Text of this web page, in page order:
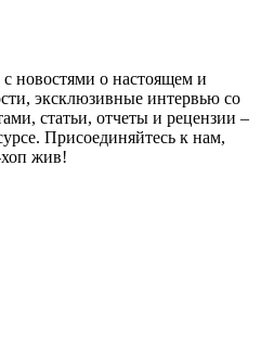
новостями о настоящем и
эксклюзивные интервью со
статьи, отчеты и рецензии –
Присоединяйтесь к нам,
жив!